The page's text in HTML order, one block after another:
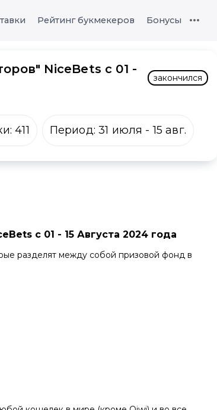
Рейтинг букмекеров Бонусы
NiceBets с 01 -
закончился
411 Период:31 июля -15 авг.
с 01 - 15 Августа 2024 года
разделят между собой призовой фонд в